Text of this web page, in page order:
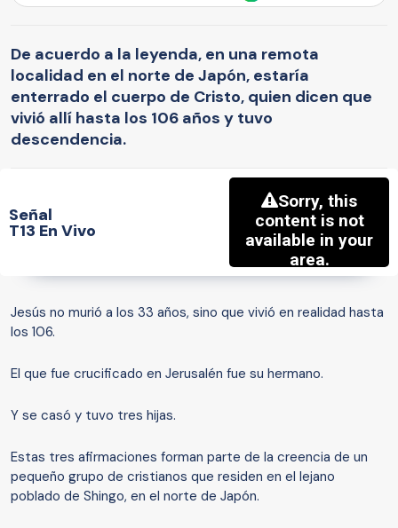
De acuerdo a la leyenda, en una remota
localidad en el norte de Japón, estaría
enterrado el cuerpo de Cristo, quien dicen que
vivió allí hasta los 106 años y tuvo
descendencia.
Señal
T13 En Vivo
Jesús no murió a los 33 años, sino que vivió en realidad hasta
los 106.
El que fue crucificado en Jerusalén fue su hermano.
Y se casó y tuvo tres hijas.
Estas tres afirmaciones forman parte de la creencia de un
pequeño grupo de cristianos que residen en el lejano
poblado de Shingo, en el norte de Japón.